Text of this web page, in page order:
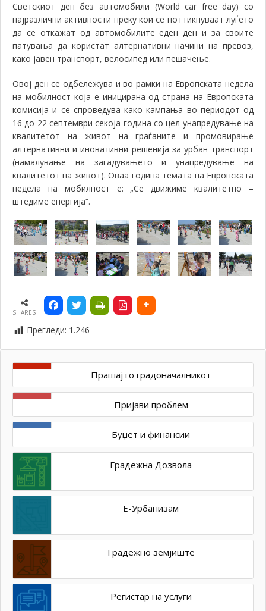
Светскиот ден без автомобили (World car free day) со
најразлични активности преку кои се поттикнуваат луѓето
да се откажат од автомобилите еден ден и за своите
патувања да користат алтернативни начини на превоз,
како јавен транспорт, велосипед или пешачење.
Овој ден се одбележува и во рамки на Европската недела
на мобилност која е иницирана од страна на Европската
комисија и се спроведува како кампања во периодот од
16 до 22 септември секоја година со цел унапредување на
квалитетот на живот на граѓаните и промовирање
алтернативни и иновативни решенија за урбан транспорт
(намалување на загадувањето и унапредување на
квалитетот на живот). Оваа година темата на Европската
недела на мобилност е: „Се движиме квалитетно –
штедиме енергија“.
SHARES
Прегледи: 1.246
Прашај го градоначалникот
Пријави проблем
Буџет и финансии
Градежна Дозвола
Е-Урбанизам
Градежно земјиште
Регистар на услуги